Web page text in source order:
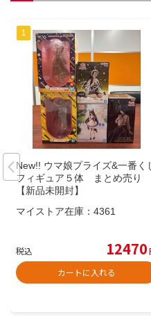
New!! ウマ娘プライズ&一番く
フィギュア５体 まとめ売り
【新品未開封】
マイストア在庫： 4361
税込 12470
カートに入れる